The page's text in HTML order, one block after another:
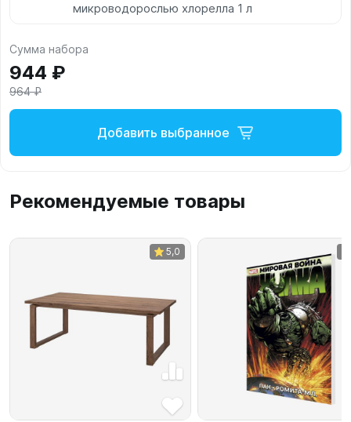
микроводорослью хлорелла 1 л
Сумма набора
944 ₽
964 ₽
Добавить выбранное
Рекомендуемые товары
5,0